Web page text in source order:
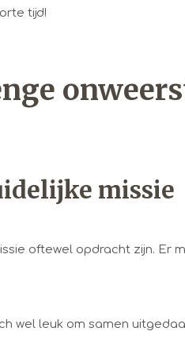
tijd!
missie
oftewel opdracht zijn. Er
wel leuk om samen